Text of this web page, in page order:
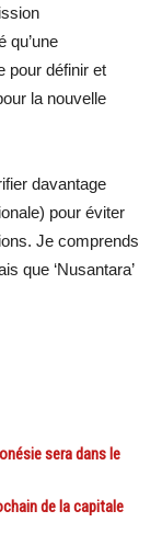
qu’une
pour définir et
la nouvelle
davantage
pour éviter
Je comprends
que ‘Nusantara’
sera dans le
de la capitale